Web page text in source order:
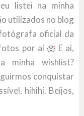
listei na minha
utilizados no blog
oficial da
por aí
E ai,
minha wishlist?
conquistar
hihihi. Beijos,